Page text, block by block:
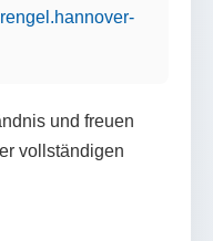
und freuen
vollständigen